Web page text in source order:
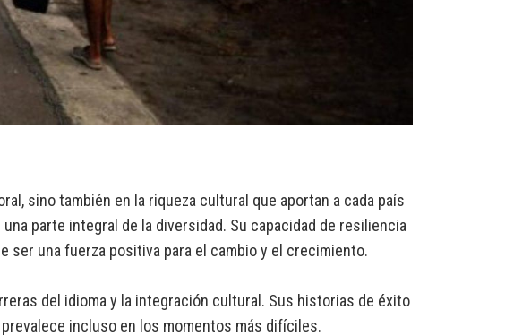
sino también en la riqueza cultural que aportan a cada país
parte integral de la diversidad. Su capacidad de resiliencia
ser una fuerza positiva para el cambio y el crecimiento.
del idioma y la integración cultural. Sus historias de éxito
incluso en los momentos más difíciles.